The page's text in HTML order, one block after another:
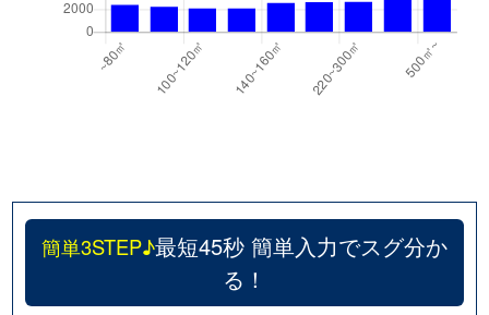
簡単3STEP♪最短45秒 簡単入力でスグ分か
る！